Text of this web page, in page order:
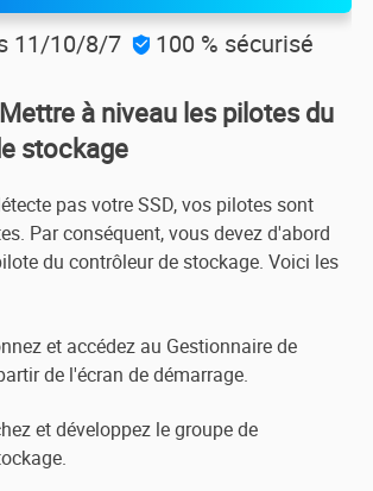
11/10/8/7  100 % sécurisé
à niveau les pilotes du
stockage
pas votre SSD, vos pilotes sont
Par conséquent, vous devez d'abord
du contrôleur de stockage. Voici les
et accédez au Gestionnaire de
de l'écran de démarrage.
et développez le groupe de